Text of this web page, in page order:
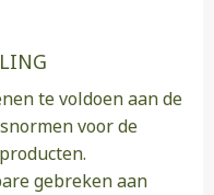
te voldoen aan de
voor de
gebreken aan